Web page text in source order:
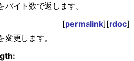
バイト数で返します。
[permalink][rdoc]
変更します。